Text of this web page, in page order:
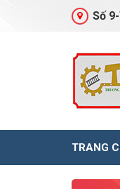
Số
TRANG